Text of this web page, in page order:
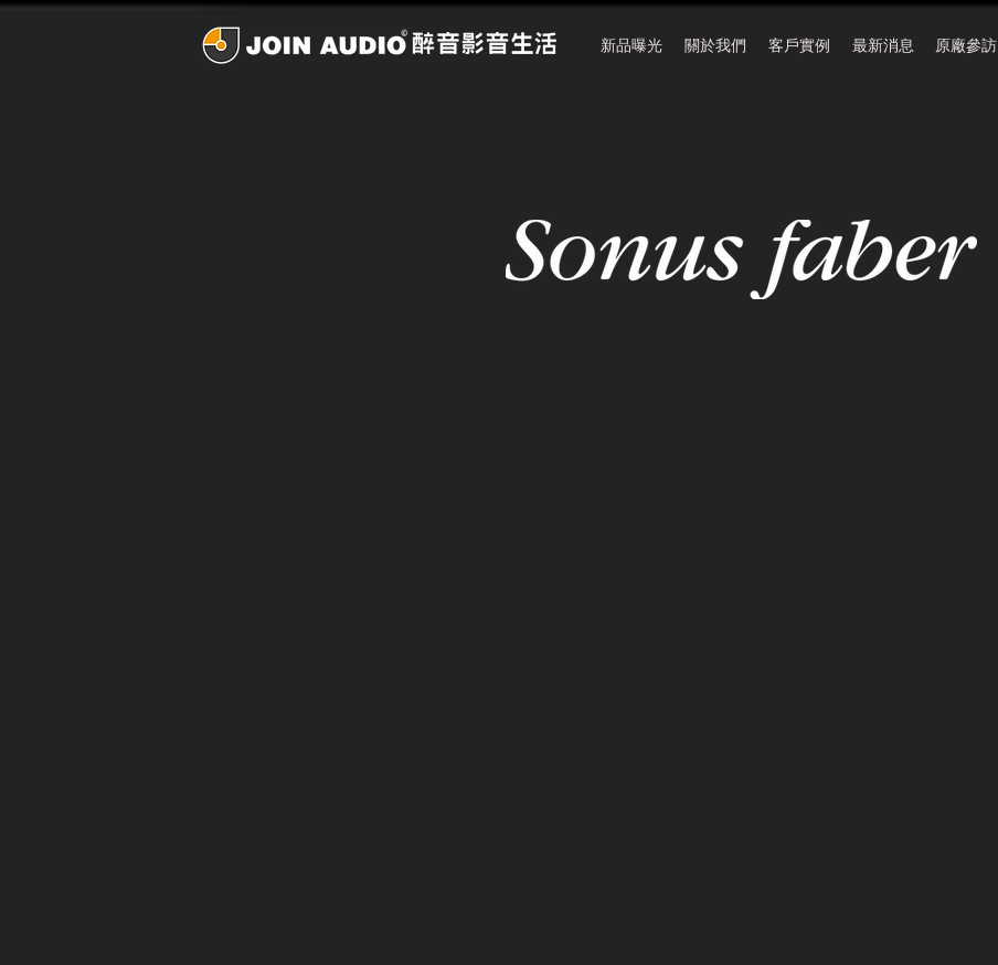
新品曝光 關於我們 客戶實例 最新消息 原廠參訪